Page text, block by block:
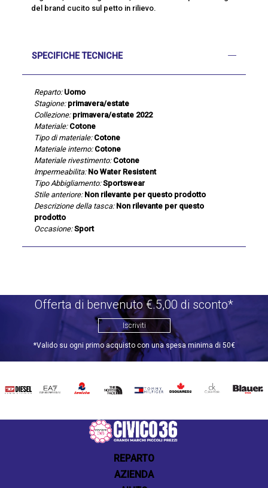
del brand cucito sul petto in rilievo.
SPECIFICHE TECNICHE
Reparto: Uomo
Stagione: primavera/estate
Collezione: primavera/estate 2022
Materiale: Cotone
Tipo di materiale: Cotone
Materiale interno: Cotone
Materiale rivestimento: Cotone
Impermeabilita: No Water Resistent
Tipo Abbigliamento: Sportswear
Stile anteriore: Non rilevante per questo prodotto
Descrizione della tasca: Non rilevante per questo
prodotto
Occasione: Sport
Offerta di benvenuto €.5,00 di sconto*
Iscriviti
*Valido su ogni primo acquisto con una spesa minima di 50€
DIESEL EA7 INVICTATHE
TOMMY
DSQUARED2
CALVIN BLAUER
REPARTO
AZIENDA